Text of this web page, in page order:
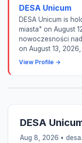
DESA Unicum
DESA Unicum is
miasta" on August
nowoczesności
on August 13,
View Profile →
DESA
Aug 8, 2026 •